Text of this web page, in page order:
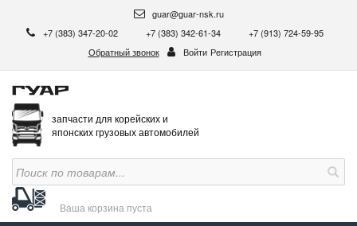
guar@guar-nsk.ru
+7 (383) 347-20-02
+7 (383) 342-61-34
+7 (913) 724-59-95
Обратный звонок
Войти Регистрация
запчасти для корейских и
японских грузовых автомобилей
Ваша корзина пуста